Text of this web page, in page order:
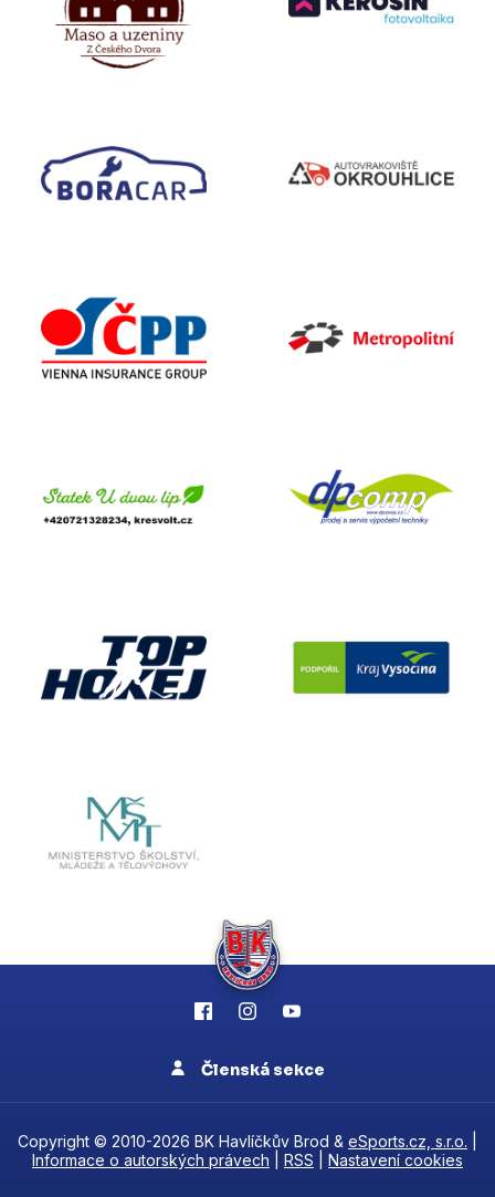
Členská sekce
Copyright © 2010-2026 BK Havlíčkův Brod & eSports.cz, s.r.o.
Informace o autorských právech
RSS Nastavení cookies